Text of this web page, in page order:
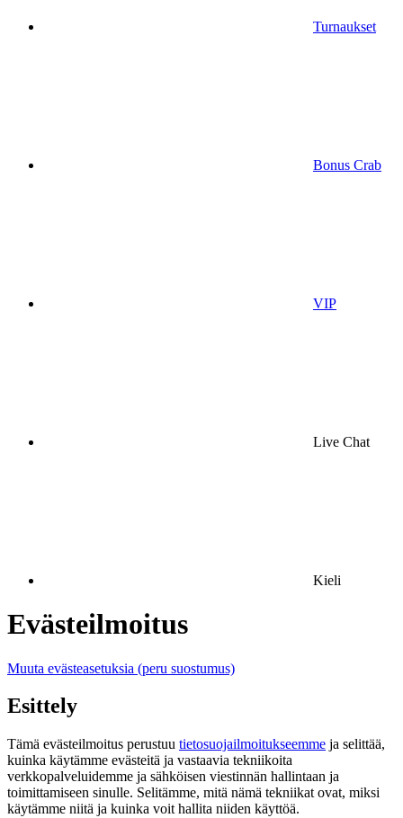
Turnaukset
Bonus Crab
VIP
Live Chat
Kieli
Evästeilmoitus
Muuta evästeasetuksia (peru suostumus)
Esittely
Tämä evästeilmoitus perustuu tietosuojailmoitukseemme ja selittää,
kuinka käytämme evästeitä ja vastaavia tekniikoita
verkkopalveluidemme ja sähköisen viestinnän hallintaan ja
toimittamiseen sinulle. Selitämme, mitä nämä tekniikat ovat, miksi
käytämme niitä ja kuinka voit hallita niiden käyttöä.